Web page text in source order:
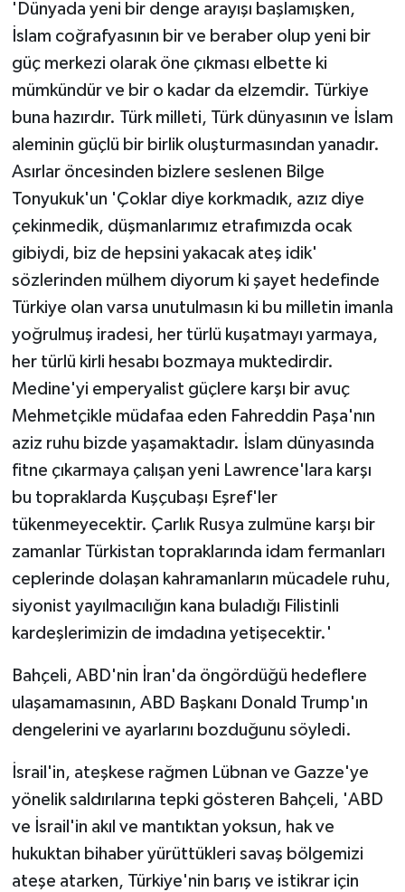
'Dünyada yeni bir denge arayışı başlamışken,
İslam coğrafyasının bir ve beraber olup yeni bir
güç merkezi olarak öne çıkması elbette ki
mümkündür ve bir o kadar da elzemdir. Türkiye
buna hazırdır. Türk milleti, Türk dünyasının ve İslam
aleminin güçlü bir birlik oluşturmasından yanadır.
Asırlar öncesinden bizlere seslenen Bilge
Tonyukuk'un 'Çoklar diye korkmadık, azız diye
çekinmedik, düşmanlarımız etrafımızda ocak
gibiydi, biz de hepsini yakacak ateş idik'
sözlerinden mülhem diyorum ki şayet hedefinde
Türkiye olan varsa unutulmasın ki bu milletin imanla
yoğrulmuş iradesi, her türlü kuşatmayı yarmaya,
her türlü kirli hesabı bozmaya muktedirdir.
Medine'yi emperyalist güçlere karşı bir avuç
Mehmetçikle müdafaa eden Fahreddin Paşa'nın
aziz ruhu bizde yaşamaktadır. İslam dünyasında
fitne çıkarmaya çalışan yeni Lawrence'lara karşı
bu topraklarda Kuşçubaşı Eşref'ler
tükenmeyecektir. Çarlık Rusya zulmüne karşı bir
zamanlar Türkistan topraklarında idam fermanları
ceplerinde dolaşan kahramanların mücadele ruhu,
siyonist yayılmacılığın kana buladığı Filistinli
kardeşlerimizin de imdadına yetişecektir.'
Bahçeli, ABD'nin İran'da öngördüğü hedeflere
ulaşamamasının, ABD Başkanı Donald Trump'ın
dengelerini ve ayarlarını bozduğunu söyledi.
İsrail'in, ateşkese rağmen Lübnan ve Gazze'ye
yönelik saldırılarına tepki gösteren Bahçeli, 'ABD
ve İsrail'in akıl ve mantıktan yoksun, hak ve
hukuktan bihaber yürüttükleri savaş bölgemizi
ateşe atarken, Türkiye'nin barış ve istikrar için